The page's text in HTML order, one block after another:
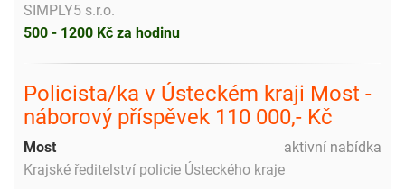
SIMPLY5 s.r.o.
500 - 1200 Kč za hodinu
Policista/ka v Ústeckém kraji Most -
náborový příspěvek 110 000,- Kč
aktivní nabídka
Most
Krajské ředitelství policie Ústeckého kraje